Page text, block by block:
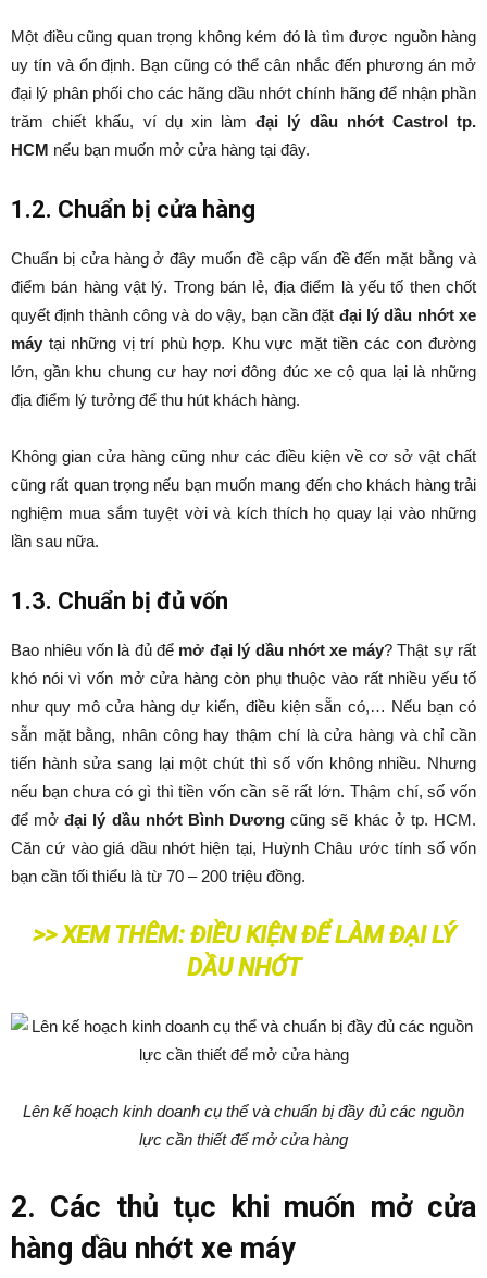
Một điều cũng quan trọng không kém đó là tìm được nguồn hàng
uy tín và ổn định. Bạn cũng có thể cân nhắc đến phương án mở
đại lý phân phối cho các hãng dầu nhớt chính hãng để nhận phần
trăm chiết khấu, ví dụ xin làmđại lý dầu nhớt Castrol tp.
HCM nếu bạn muốn mở cửa hàng tại đây.
1.2. Chuẩn bị cửa hàng
Chuẩn bị cửa hàng ở đây muốn đề cập vấn đề đến mặt bằng và
điểm bán hàng vật lý. Trong bán lẻ, địa điểm là yếu tố then chốt
quyết định thành công và do vậy, bạn cần đặt đại lý dầu nhớt xe
máy tại những vị trí phù hợp. Khu vực mặt tiền các con đường
lớn, gần khu chung cư hay nơi đông đúc xe cộ qua lại là những
địa điểm lý tưởng để thu hút khách hàng.
Không gian cửa hàng cũng như các điều kiện về cơ sở vật chất
cũng rất quan trọng nếu bạn muốn mang đến cho khách hàng trải
nghiệm mua sắm tuyệt vời và kích thích họ quay lại vào những
lần sau nữa.
1.3. Chuẩn bị đủ vốn
Bao nhiêu vốn là đủ để mở đại lý dầu nhớt xe máy? Thật sự rất
khó nói vì vốn mở cửa hàng còn phụ thuộc vào rất nhiều yếu tố
như quy mô cửa hàng dự kiến, điều kiện sẵn có,… Nếu bạn có
sẵn mặt bằng, nhân công hay thậm chí là cửa hàng và chỉ cần
tiến hành sửa sang lại một chút thì số vốn không nhiều. Nhưng
nếu bạn chưa có gì thì tiền vốn cần sẽ rất lớn. Thậm chí, số vốn
để mởđại lý dầu nhớt Bình Dương cũng sẽ khác ở tp. HCM.
Căn cứ vào giá dầu nhớt hiện tại, Huỳnh Châu ước tính số vốn
bạn cần tối thiểu là từ 70 – 200 triệu đồng.
>> XEM THÊM: ĐIỀU KIỆN ĐỂ LÀM ĐẠI LÝ
DẦU NHỚT
Lên kế hoạch kinh doanh cụ thể và chuẩn bị đầy đủ các nguồn
lực cần thiết để mở cửa hàng
2. Các thủ tục khi muốn mở cửa
hàng dầu nhớt xe máy